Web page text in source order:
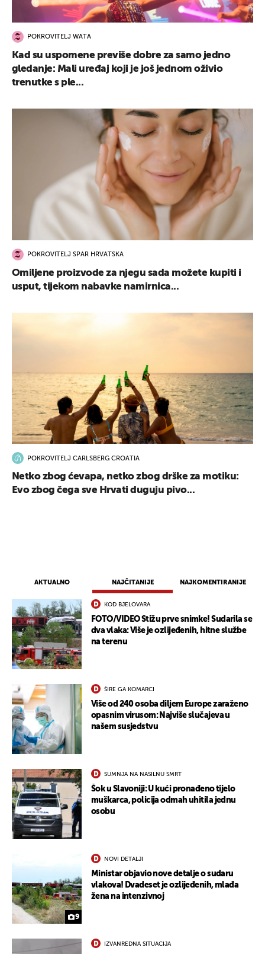
AKTUALNO NAJČITANIJE NAJKOMENTIRANIJE
KOD BJELOVARA
FOTO/VIDEO Stižu prve snimke! Sudarila se
dva vlaka: Više je ozlijeđenih, hitne službe
na terenu
ŠIRE GA KOMARCI
Više od 240 osoba diljem Europe zaraženo
opasnim virusom: Najviše slučajeva u
našem susjedstvu
SUMNJA NA NASILNU SMRT
Šok u Slavoniji: U kući pronađeno tijelo
muškarca, policija odmah uhitila jednu
osobu
9
NOVI DETALJI
Ministar objavio nove detalje o sudaru
vlakova! Dvadeset je ozlijeđenih, mlađa
žena na intenzivnoj
IZVANREDNA SITUACIJA
POKROVITELJ WATA
Kad su uspomene previše dobre za samo jedno
gledanje: Mali uređaj koji je još jednom oživio
trenutke s ple...
POKROVITELJ SPAR HRVATSKA
Omiljene proizvode za njegu sada možete kupiti i
usput, tijekom nabavke namirnica...
POKROVITELJ CARLSBERG CROATIA
Netko zbog ćevapa, netko zbog drške za motiku:
Evo zbog čega sve Hrvati duguju pivo...
UKLJUČITE NOTIFIKACIJE